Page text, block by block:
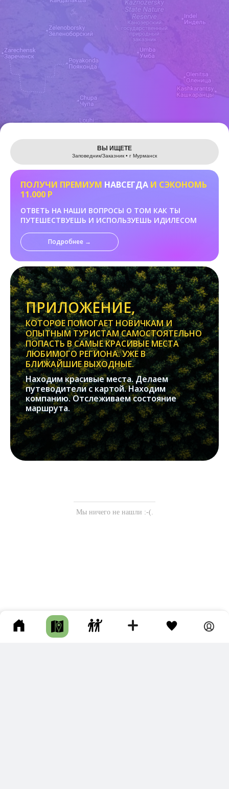
Leaflet
ВЫ ИЩЕТЕ
Заповедник/Заказник • г Мурманск
ПОЛУЧИ ПРЕМИУМ НАВСЕГДА И СЭКОНОМЬ
11.000 Р
ОТВЕТЬ НА НАШИ ВОПРОСЫ О ТОМ КАК ТЫ
ПУТЕШЕСТВУЕШЬ И ИСПОЛЬЗУЕШЬ ИДИЛЕСОМ
Подробнее →
ПРИЛОЖЕНИЕ,
КОТОРОЕ ПОМОГАЕТ НОВИЧКАМ И
ОПЫТНЫМ ТУРИСТАМ САМОСТОЯТЕЛЬНО
ПОПАСТЬ В САМЫЕ КРАСИВЫЕ МЕСТА
ЛЮБИМОГО РЕГИОНА. УЖЕ В
БЛИЖАЙШИЕ ВЫХОДНЫЕ.
Находим красивые места. Делаем
путеводители с картой. Находим
компанию. Отслеживаем состояние
маршрута.
Мы ничего не нашли :-(.